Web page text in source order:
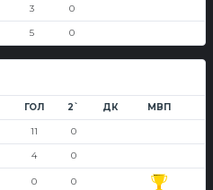
3 0
5 0
ГОЛ 2` ДК МВП
11 0
4 0
0 0